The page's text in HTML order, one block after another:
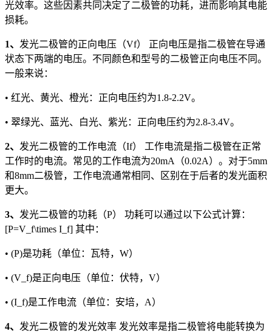
光效率。这些因素共同决定了二极管的功耗，进而影响其电能
损耗。
1、 发光二极管的正向电压（Vf） 正向电压是指二极管在导通
状态下两端的电压。不同颜色和型号的二极管正向电压不同。
一般来说：
• 红光、黄光、橙光：正向电压约为1.8-2.2V。
• 翠绿光、蓝光、白光、紫光：正向电压约为2.8-3.4V。
2、 发光二极管的工作电流（If） 工作电流是指二极管在正常
工作时的电流。常见的工作电流为20mA（0.02A）。对于5mm
和8mm二极管，工作电流通常相同、区别在于后者的发光面积
更大。
3、 发光二极管的功耗（P） 功耗可以通过以下公式计算：
[P=V_f\times I_f] 其中：
• (P)是功耗（单位：瓦特，W）
• (V_f)是正向电压（单位：伏特，V）
• (I_f)是工作电流（单位：安培，A）
4、 发光二极管的发光效率 发光效率是指二极管将电能转换为